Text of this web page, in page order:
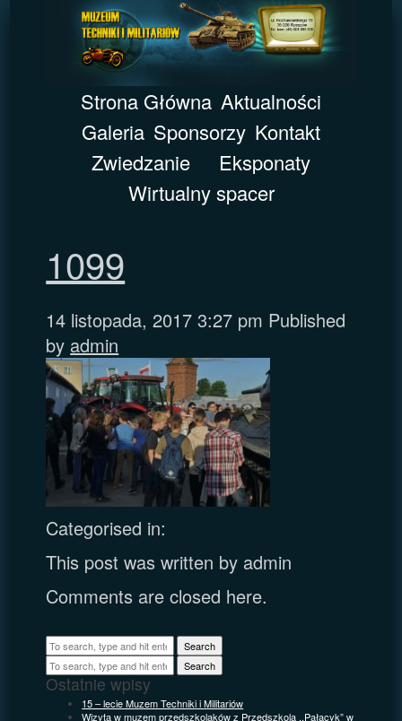
Strona Główna Aktualności
Galeria Sponsorzy Kontakt
Zwiedzanie
Eksponaty
Wirtualny spacer
1099
14 listopada, 2017 3:27 pm Published
by admin
Categorised in:
This post was written by admin
Comments are closed here.
Search
Search
Ostatnie wpisy
15 – lecie Muzem Techniki i Militariów
Wizyta w muzem przedszkolaków z Przedszkola ,,Pałacyk” w